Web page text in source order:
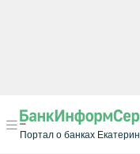
Портал о банках